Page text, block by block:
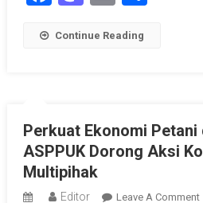
Continue Reading
Perkuat Ekonomi Petani
ASPPUK Dorong Aksi
Multipihak
Editor Leave A Comment